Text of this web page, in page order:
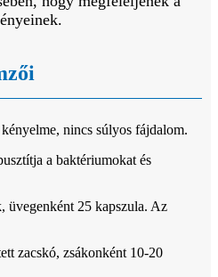
nincs súlyos fájdalom.
a baktériumokat és
üvegenként 25 kapszula. Az
zacskó, zsákonként 10-20